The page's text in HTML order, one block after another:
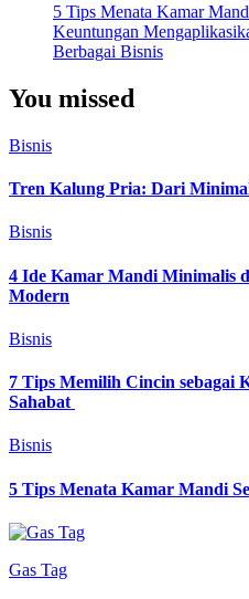
5 Tips Menata Kamar
Keuntungan
Berbagai Bisnis
You missed
Bisnis
Tren Kalung Pria: Dari
Bisnis
4 Ide Kamar Mandi Minimalis
Modern
Bisnis
7 Tips Memilih Cincin sebagai
Sahabat
Bisnis
5 Tips Menata Kamar Mandi
Gas Tag